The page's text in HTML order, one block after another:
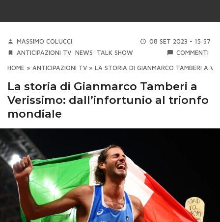
MASSIMO COLUCCI
08 SET 2023 - 15:57
ANTICIPAZIONI TV NEWS TALK SHOW COMMENTI
HOME » ANTICIPAZIONI TV » LA STORIA DI GIANMARCO TAMBERI A
La storia di Gianmarco Tamberi a
Verissimo: dall’infortunio al trionfo
mondiale